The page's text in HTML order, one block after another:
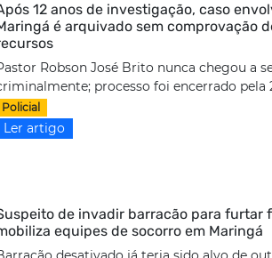
12 anos de investigação, caso
é arquivado sem comprovação
Robson José Brito nunca chegou a
processo foi encerrado pela
Policial
Ler artigo
de invadir barracão para furtar
equipes de socorro em Maringá